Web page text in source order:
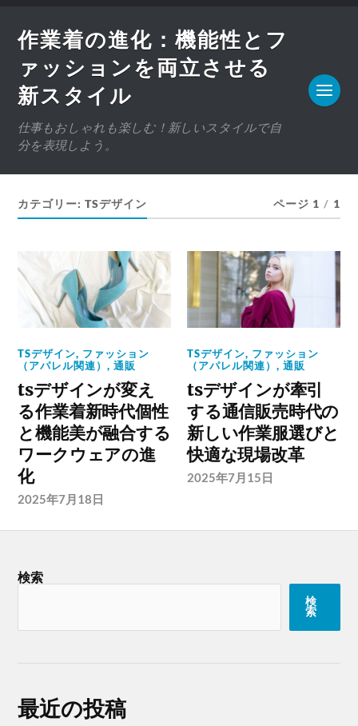
作業着の進化：機能性とフ
ァッションを両立させる
新スタイル
仕事もおしゃれも楽しむ！新しいスタイルで自
分を表現しよう。
カテゴリー:TSデザイン ページ 1 / 1
TSデザイン, ファッション
（アパレル関連）,通販
tsデザインが変え
る作業着新時代個性
と機能美が融合する
ワークウェアの進
化
2025年7月18日
TSデザイン, ファッション
（アパレル関連）,通販
tsデザインが牽引
する通信販売時代の
新しい作業服選びと
快適な現場改革
2025年7月15日
検索
検
索
最近の投稿